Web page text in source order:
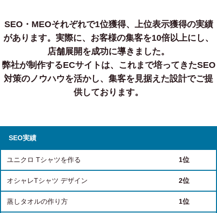
SEO・MEOそれぞれで1位獲得、上位表示獲得の実績
があります。 実際に、お客様の集客を10倍以上にし、
店舗展開を成功に導きました。
弊社が制作するECサイトは、これまで培ってきたSEO
対策のノウハウを活かし、集客を見据えた設計でご提
供しております。
SEO実績
ユニクロ Tシャツを作る 1位
オシャレTシャツ デザイン 2位
蒸しタオルの作り方 1位